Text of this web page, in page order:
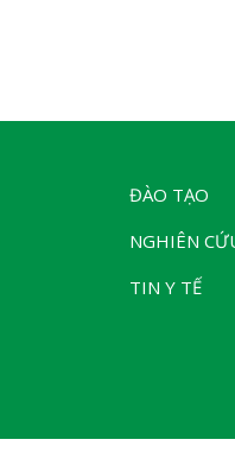
ĐÀO TẠO
NGHIÊN
TIN Y TẾ